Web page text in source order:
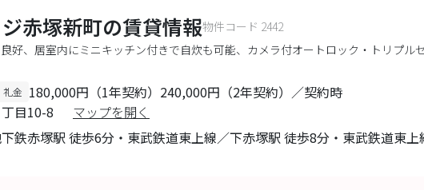
赤塚新町の賃貸情報物件コード 2442
好、居室内にミニキッチン付きで自炊も可能、カメラ付オートロック・トリプル
礼金 180,000円（1年契約）240,000円（2年契約）／契約時
目10-8
マップを開く
鉄赤塚駅 徒歩6分・東武鉄道東上線／下赤塚駅 徒歩8分・東武鉄道東